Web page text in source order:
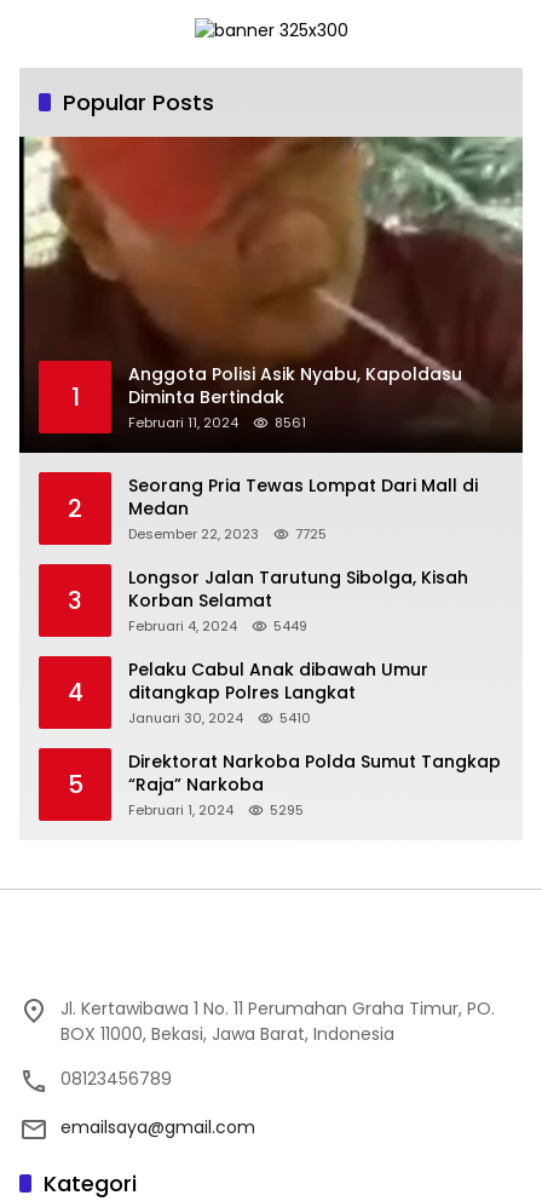
Popular Posts
1
Anggota Polisi Asik Nyabu, Kapoldasu
Diminta Bertindak
Februari 11, 2024 8561
2
Seorang Pria Tewas Lompat Dari Mall di
Medan
Desember 22, 2023 7725
3
Longsor Jalan Tarutung Sibolga, Kisah
Korban Selamat
Februari 4, 2024 5449
4
Pelaku Cabul Anak dibawah Umur
ditangkap Polres Langkat
Januari 30, 2024 5410
5
Direktorat Narkoba Polda Sumut Tangkap
“Raja” Narkoba
Februari 1, 2024 5295
Jl. Kertawibawa 1 No. 11 Perumahan Graha Timur, PO.
BOX 11000, Bekasi, Jawa Barat, Indonesia
08123456789
emailsaya@gmail.com
Kategori